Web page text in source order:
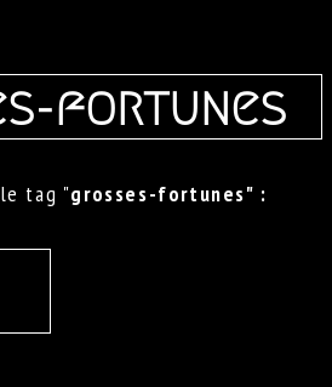
fortunes
tag "grosses-fortunes" :